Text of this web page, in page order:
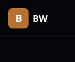
B BW